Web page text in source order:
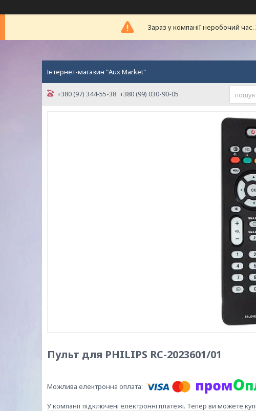
Зараз у компанії неробочий
Інтернет-магазин "Aux Market"
+380 (97) 344-55-38 +380 (99) 030-90-05
Пульт для PHILIPS RC-2023601/01
У компанії підключені електронні платежі. Тепер ви можете